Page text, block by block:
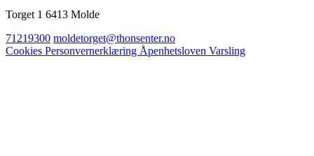
Torget 1 6413 Molde
71219300 moldetorget@thonsenter.no
Cookies Personvernerklæring Åpenhetsloven Varsling